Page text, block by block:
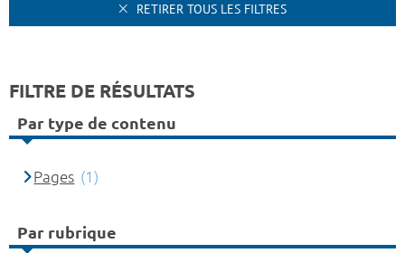
RETIRER TOUS LES FILTRES
FILTRE DE RÉSULTATS
Par type de contenu
Pages (1)
Par rubrique